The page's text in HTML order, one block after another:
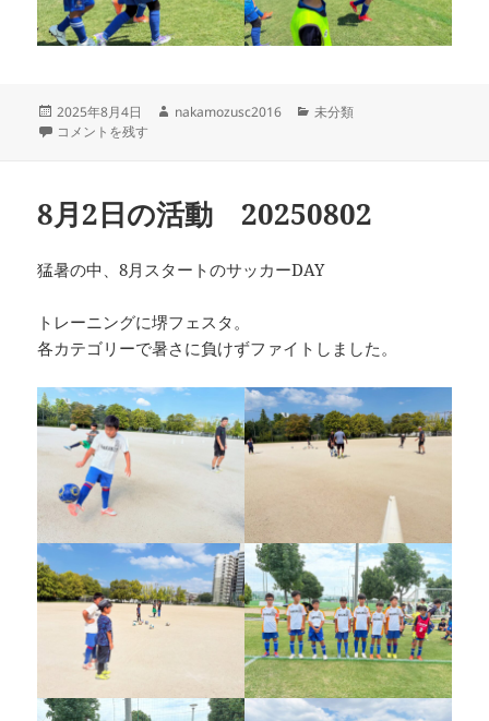
投
稿
2025年8月4日
作
nakamozusc2016
カ
未分類
堺フェスタ7位トーナメント に
コメントを残す
8月2日の活動 20250802
猛暑の中、8月スタートのサッカーDAY
トレーニングに堺フェスタ。
各カテゴリーで暑さに負けずファイトしました。